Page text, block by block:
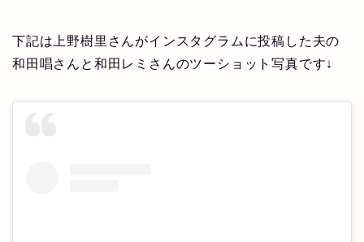
下記は上野樹里さんがインスタグラムに投稿した夫の
和田唱さんと和田レミさんのツーショット写真です↓